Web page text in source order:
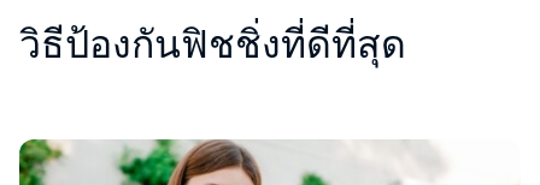
วิธีป้องกันฟิชชิ่งที่ดีที่สุด